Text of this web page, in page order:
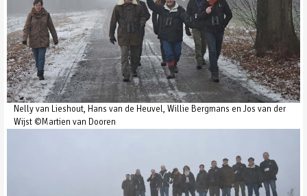
Nelly van Lieshout, Hans van de Heuvel, Willie Bergmans en Jos van der
Wijst ©Martien van Dooren